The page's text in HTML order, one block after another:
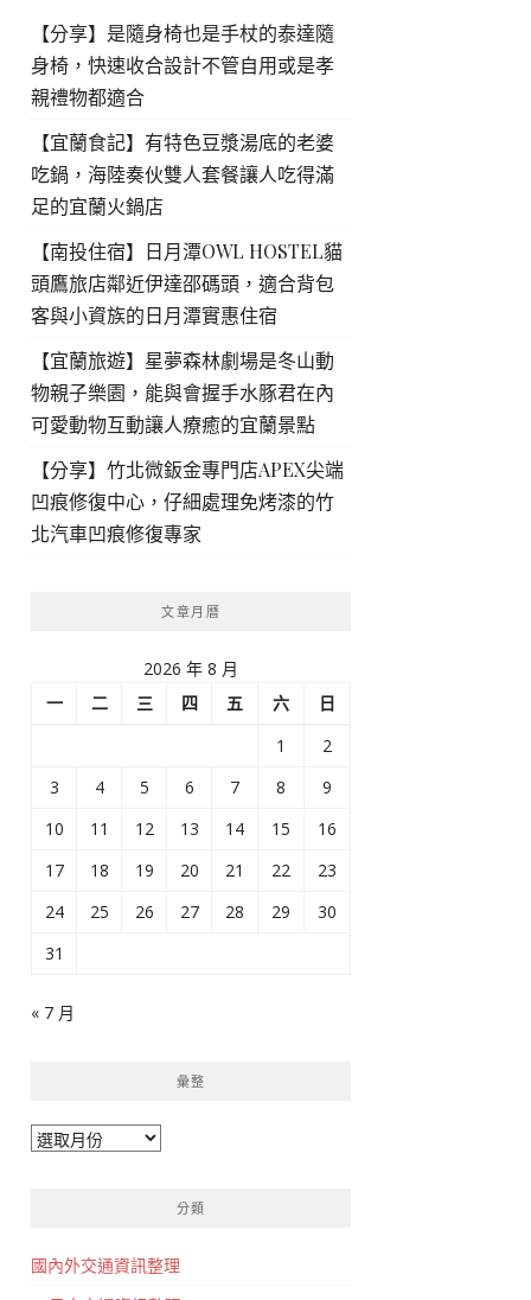
【分享】是隨身椅也是手杖的泰達隨
身椅，快速收合設計不管自用或是孝
親禮物都適合
【宜蘭食記】有特色豆漿湯底的老婆
吃鍋，海陸奏伙雙人套餐讓人吃得滿
足的宜蘭火鍋店
【南投住宿】日月潭OWL HOSTEL貓
頭鷹旅店鄰近伊達邵碼頭，適合背包
客與小資族的日月潭實惠住宿
【宜蘭旅遊】星夢森林劇場是冬山動
物親子樂園，能與會握手水豚君在內
可愛動物互動讓人療癒的宜蘭景點
【分享】竹北微鈑金專門店APEX尖端
凹痕修復中心，仔細處理免烤漆的竹
北汽車凹痕修復專家
文章月曆
2026 年 8 月
一
二 三 四 五 六
日
1
2
3
4 5 6 7 8
9
10
11 12 13 14 15
16
17
18 19 20 21 22
23
24
25 26 27 28 29
30
31
« 7 月
彙整
彙
分類
國內外交通資訊整理